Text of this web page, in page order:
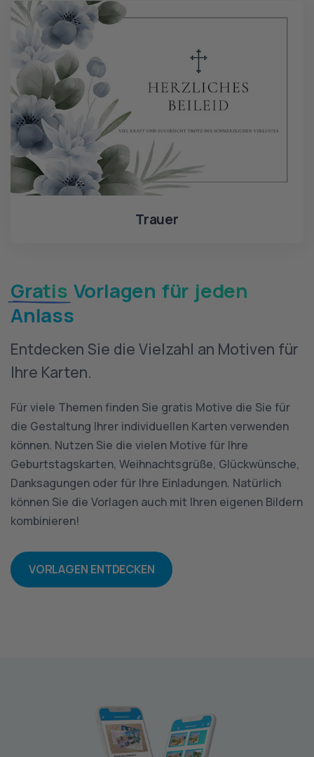
Trauer
Gratis Vorlagen für jeden
Anlass
Entdecken Sie die Vielzahl an Motiven für
Ihre Karten.
Für viele Themen finden Sie gratis Motive die Sie für
die Gestaltung Ihrer individuellen Karten verwenden
können. Nutzen Sie die vielen Motive für Ihre
Geburtstagskarten, Weihnachtsgrüße, Glückwünsche,
Danksagungen oder für Ihre Einladungen. Natürlich
können Sie die Vorlagen auch mit Ihren eigenen Bildern
kombinieren!
VORLAGEN ENTDECKEN